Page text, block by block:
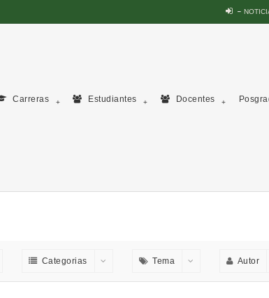
Carreras Estudiantes Docentes
Categorias Tema Autor